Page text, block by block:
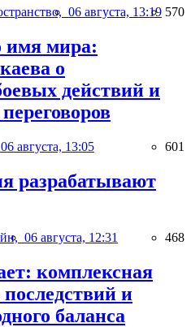
06 августа, 13:19 570
имя мира:
о
действий и
06 августа, 13:05 601
разрабатывают
06 августа, 12:31 468
комплексная
и
баланса